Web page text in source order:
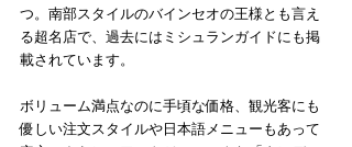
つ。南部スタイルのバインセオの王様とも言え
る超名店で、過去にはミシュランガイドにも掲
載されています。
ボリューム満点なのに手頃な価格、観光客にも
優しい注文スタイルや日本語メニューもあって